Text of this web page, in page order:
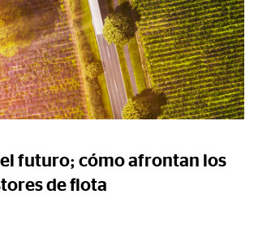
el futuro; cómo afrontan los
de flota